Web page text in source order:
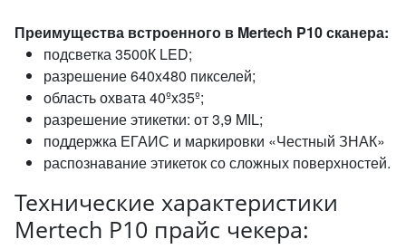
Преимущества встроенного в Mertech P10 сканера:
подсветка 3500К LED;
разрешение 640x480 пикселей;
область охвата 40ºx35º;
разрешение этикетки: от 3,9 MIL;
поддержка ЕГАИС и маркировки «Честный ЗНАК»
распознавание этикеток со сложных поверхностей.
Технические характеристики
Mertech P10 прайс чекера: